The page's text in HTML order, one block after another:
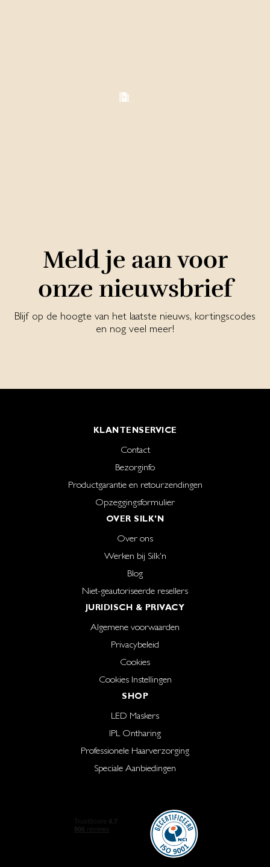
Meld je aan voor
onze nieuwsbrief
Blijf op de hoogte van het laatste nieuws, kortingscodes
en nog veel meer!
KLANTENSERVICE
Contact
Bezorginfo
Productgarantie en retourzendingen
Opzeggingsformulier
OVER SILK'N
Over ons
Werken bij Silk'n
Blog
Niet-geautoriseerde resellers
JURIDISCH & PRIVACY
Algemene voorwaarden
Privacybeleid
Cookies
Cookies Instellingen
SHOP
LED Maskers
IPL Ontharing
Professionele Haarverzorging
Speciale Aanbiedingen